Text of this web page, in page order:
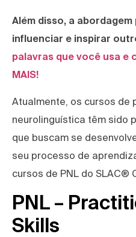
Além disso, a
influenciar e inspirar
palavras que você usa e
MAIS!
Atualmente, os cursos de
neurolinguística têm sido
que buscam se
seu processo de
cursos de PNL do SLAC®
PNL –
Skills